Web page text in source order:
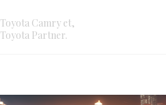
Toyota Camry et,
Toyota Partner.